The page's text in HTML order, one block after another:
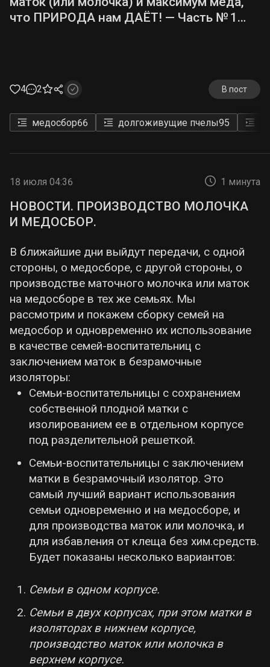
что ПРИРОДА нам ДАЁТ! — Часть № 1…
4 2 В пост
медосбор66 долгоживущие пчелы95
18 июля 04:36 1 минута
НОВОСТИ. ПРОИЗВОДСТВО МОЛОЧКА
И МЕДОСБОР.
В ближайшие дни выйдут передачи, с одной
стороны, о медосборе, с другой стороны, о
производстве маточного молочка или маток
на медосборе в тех же семьях. Мы
рассмотрим и покажем сборку семей на
медосбор и одновременно их использование
в качестве семей-воспитательниц с
заключением маток в безрамочные
изоляторы:
Семьи-воспитательницы с сохранением
собственной плодной матки с
изолированием ее в отдельном корпусе
под разделительной решеткой.
Семьи-воспитательницы с заключением
матки в безрамочный изолятор. Это
самый лучший вариант использования
семьи одновременно и на медосборе, и
для производства маток или молочка, и
для избавления от клеща без хим.средств.
Будет показаны несколько вариантов:
Семьи в одном корпусе.
Семьи в двух корпусах, при этом матки в
изоляторах в нижнем корпусе,
производство маток или молочка в
верхнем корпусе.